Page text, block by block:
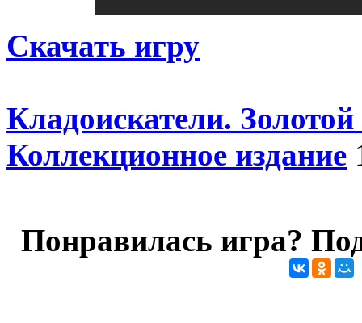
Скачать игру
Кладоискатели. Золотой
Коллекционное издание
Понравилась игра?